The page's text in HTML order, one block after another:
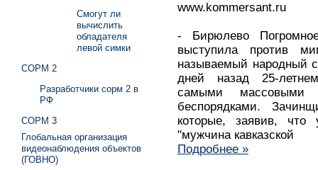
www.kommersant.ru
- Бирюлево
выступила против
называемый народный
дней назад 25-
самыми массовыми
беспорядками.
которые, заявив, что
"мужчина кавказской
Подробнее »
Смогут ли
вычислить
обладателя
левой симки
СОРМ 2
Разработчики сорм 2 в
РФ
СОРМ 3
Глобальная организация
видеонаблюдения объектов
(ГОВНО)